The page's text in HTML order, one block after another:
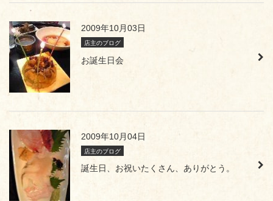
2009年10月03日
店主のブログ
お誕生日会
2009年10月04日
店主のブログ
誕生日、お祝いたくさん、ありがとう。